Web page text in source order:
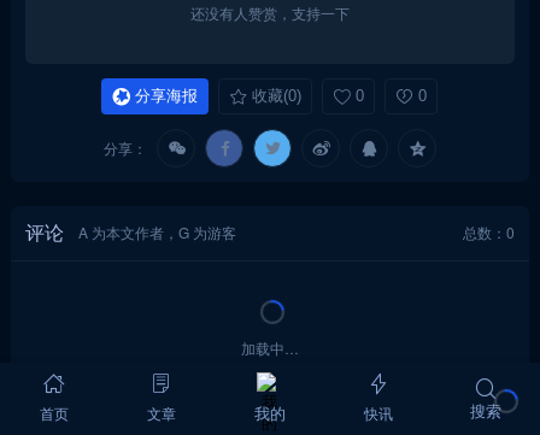
还没有人赞赏，支持一下
分享海报 收藏(0) 0 0
分享：
评论 A 为本文作者，G 为游客 总数：0
加载中…
首页 文章 我的 快讯 搜索